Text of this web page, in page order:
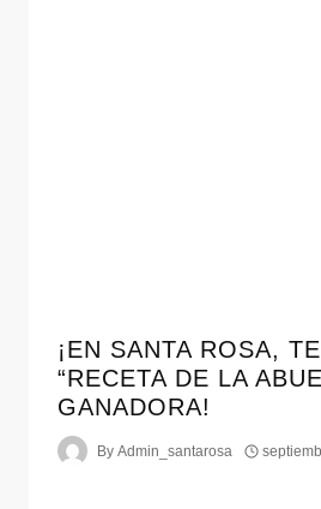
¡EN SANTA ROSA,
“RECETA DE LA
GANADORA!
By Admin_santarosa